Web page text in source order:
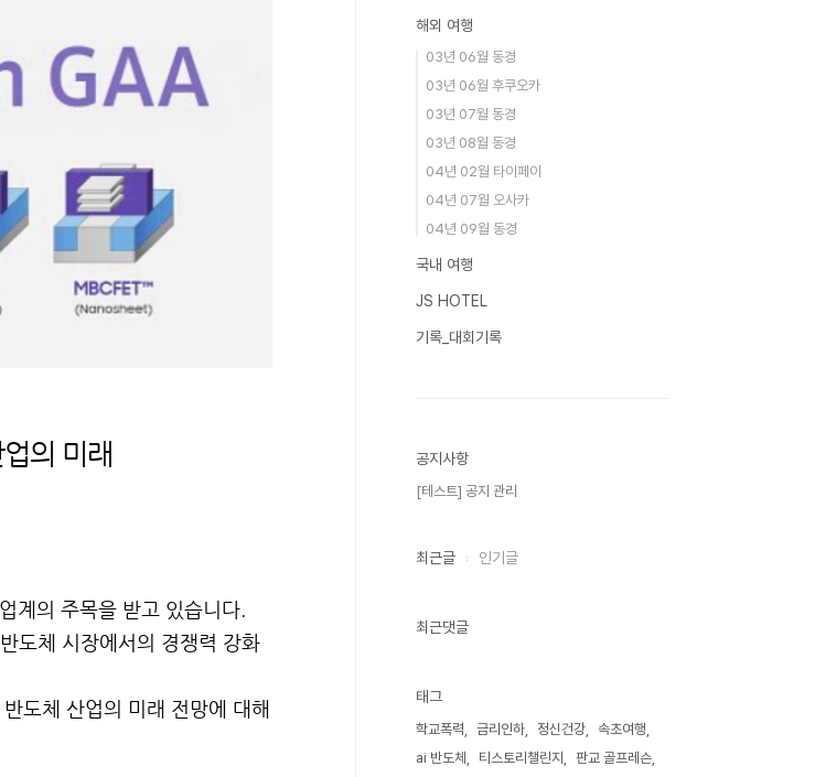
의 미래
계의 주목을 받고 있습니다.
도체 시장에서의 경쟁력 강화
도체 산업의 미래 전망에 대해
해외 여행
03년 06월 동경
03년 06월 후쿠오카
03년 07월 동경
03년 08월 동경
04년 02월 타이페이
04년 07월 오사카
04년 09월 동경
국내 여행
JS HOTEL
기록_대회기록
공지사항
[테스트] 공지 관리
최근글 인기글
최근댓글
태그
학교폭력 금리인하 정신건강
속초여행
ai 반도체
티스토리챌린지
판교 골프레슨